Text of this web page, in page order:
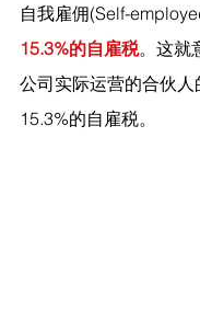
自我雇佣(Self-
15.3%的自雇税。这就
公司实际运营的合伙人
15.3%的自雇税。